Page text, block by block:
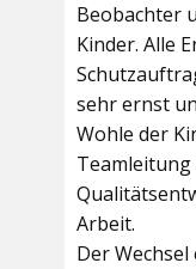
Beobachter
Kinder. Alle
sehr ernst
Wohle der
Arbeit.
Der